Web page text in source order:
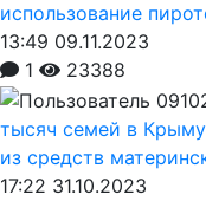
использование
13:49 09.11.2023
1
23388
тысяч семей в
из средств
17:22 31.10.2023